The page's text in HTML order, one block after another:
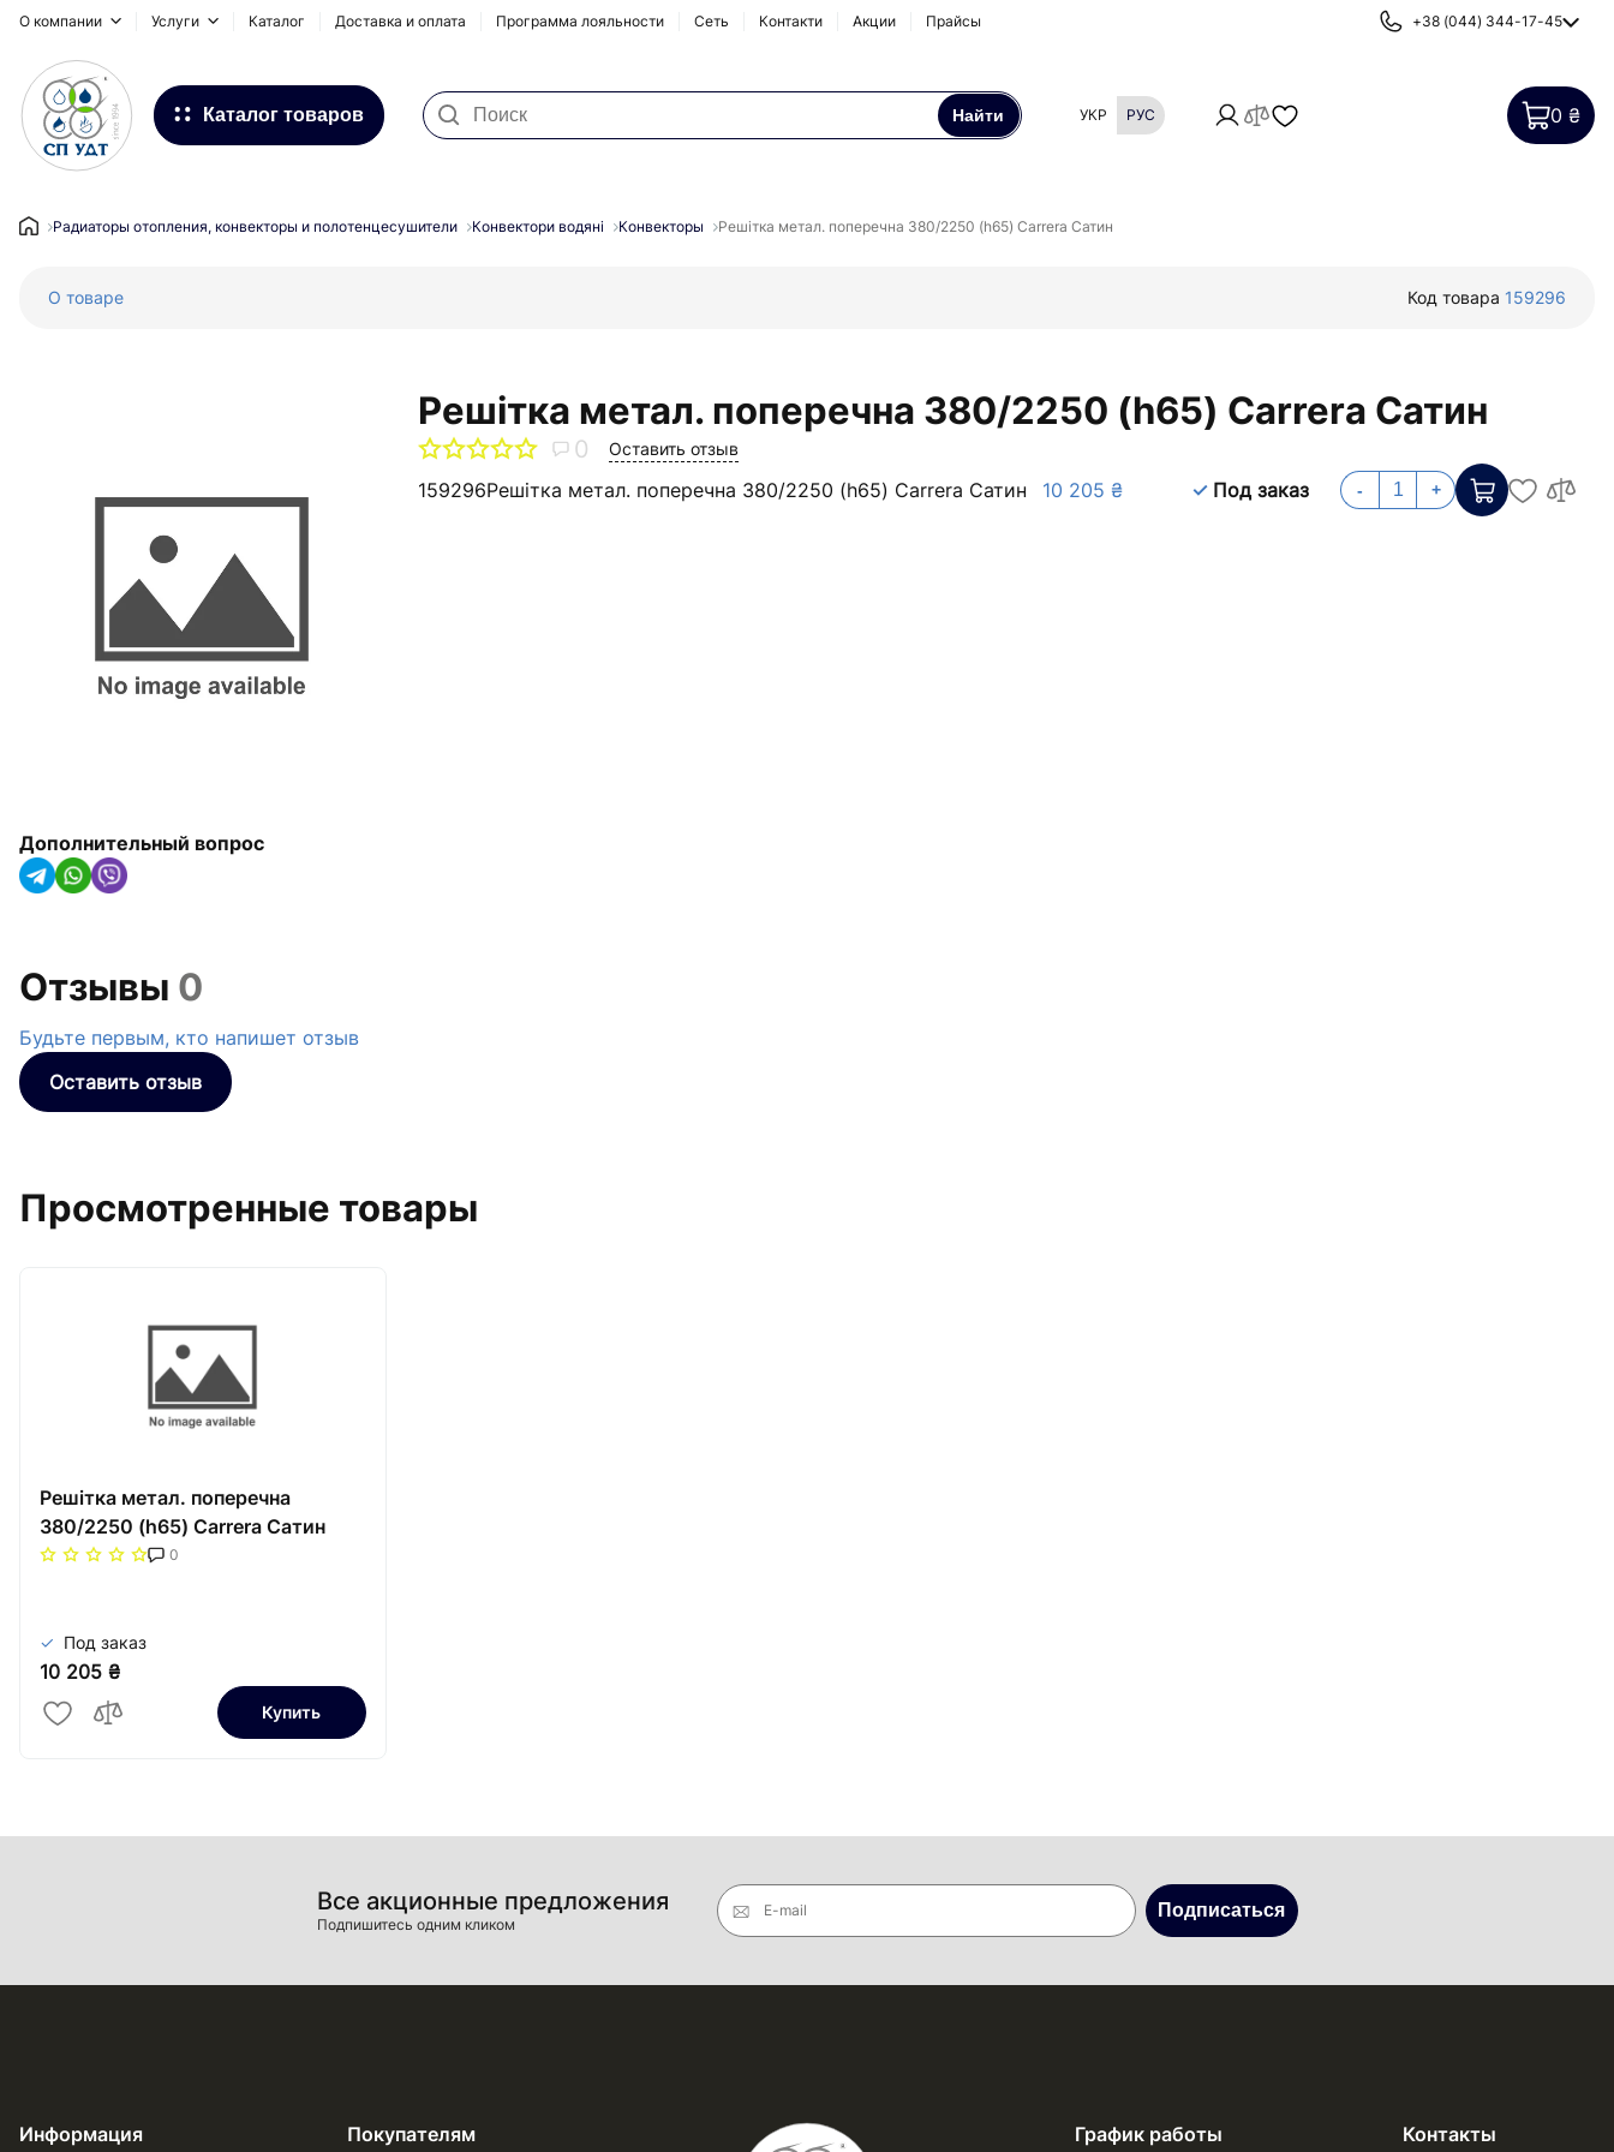
О компании Услуги Каталог Доставка и оплата Программа лояльности Сеть Контакти Акции Прайсы +38 (044) 344-17-45
Каталог товаров
Системы для наружных
Инсталляционные системы,
сифоны и дренажные каналы
арматура
Радиаторы отопления,
конвекторы и
полотенцесушители
Трубная изоляция и крепления
Найти УКР РУС 0 ₴
Радиаторы отопления, конвекторы и полотенцесушители Конвектори водяні Конвекторы Решітка метал. поперечна 380/2250 (h65) Carrera Сатин
О товаре Код товара 159296
Дополнительный вопрос
Решітка метал. поперечна 380/2250 (h65) Carrera Сатин
0 Оставить отзыв
159296Решітка метал. поперечна 380/2250 (h65) Carrera Сатин 10 205 ₴ Под заказ - +
Отзывы 0
Будьте первым, кто напишет отзыв
Оставить отзыв
Просмотренные товары
Решітка метал. поперечна
380/2250 (h65) Carrera Сатин
0
Под заказ
10 205 ₴
Купить
Все акционные предложения
Подпишитесь одним кликом
E-mail Подписаться
Информация Покупателям График работы Контакты